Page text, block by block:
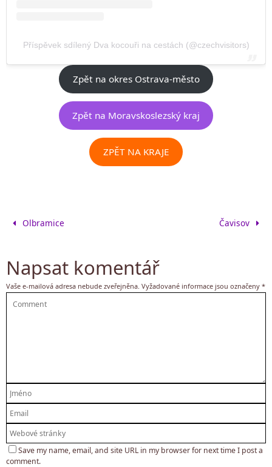
Příspěvek sdílený Dva kocouři na cestách (@czechvisitors)
Zpět na okres Ostrava-město
Zpět na Moravskoslezský kraj
ZPĚT NA KRAJE
Olbramice Čavisov
Napsat komentář
Vaše e-mailová adresa nebude zveřejněna. Vyžadované informace jsou označeny *
Save my name, email, and site URL in my browser for next time I post a
comment.